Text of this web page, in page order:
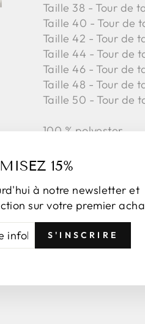
15%
à notre newsletter et
sur votre premier
S'INSCRIRE
Taille 38 - Tour de
Taille 40 - Tour de
Taille 42 - Tour de
Taille 44 - Tour de
Taille 46 - Tour de
Taille 48 - Tour de
Taille 50 - Tour de
100 % polyester